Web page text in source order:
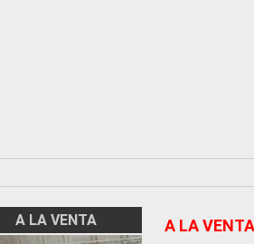
A LA VENTA A LA VENTA